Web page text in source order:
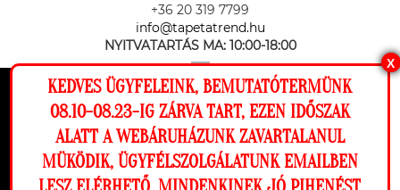
Ez a weboldal cookie-kat használ, hogy a
lehető legjobb élményt nyújtsa honlapunkon.
Beállítások
+36 20 319 7799
info@tapetatrend.hu
NYITVATARTÁS MA: 10:00-18:00
Az online fizetést a Barion Payment Zrt. biztosítja, MNB engedély
száma: H-EN-I-1064/2013
X
KEDVES ÜGYFELEINK, BEMUTATÓTERMÜNK
08.10-08.23-IG ZÁRVA TART, EZEN IDŐSZAK
ALATT A WEBÁRUHÁZUNK ZAVARTALANUL
MÜKÖDIK, ÜGYFÉLSZOLGÁLATUNK EMAILBEN